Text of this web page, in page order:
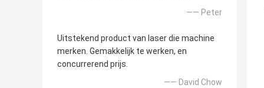
—— Peter
Uitstekend product van laser die machine
merken. Gemakkelijk te werken, en
concurrerend prijs.
—— David Chow